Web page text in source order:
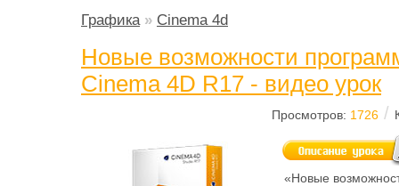
Графика» Cinema 4d
Новые возможности
Cinema 4D R17 - видео урок
Просмотров: 1726 /
«Новые